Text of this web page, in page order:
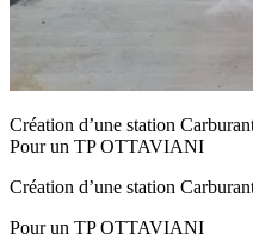
Création d’une station
Pour un TP OTTAVIANI
Création d’une station
Pour un TP OTTAVIANI